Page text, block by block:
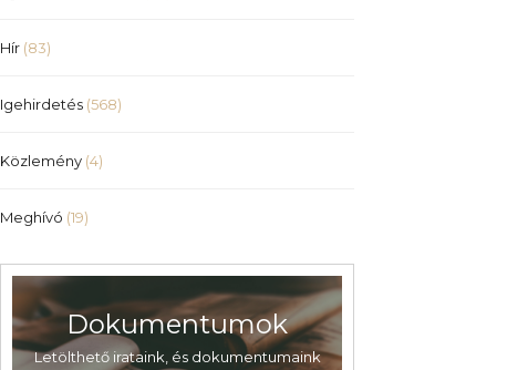
Hír (83)
Igehirdetés (568)
Közlemény (4)
Meghívó (19)
Dokumentumok
Letölthető irataink, és dokumentumaink